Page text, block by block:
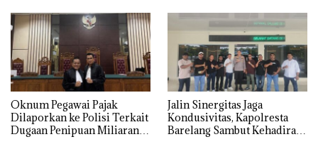
Oknum Pegawai Pajak
Dilaporkan ke Polisi Terkait
Dugaan Penipuan Miliaran
Jalin Sinergitas Jaga
Kondusivitas, Kapolresta
Barelang Sambut Kehadiran